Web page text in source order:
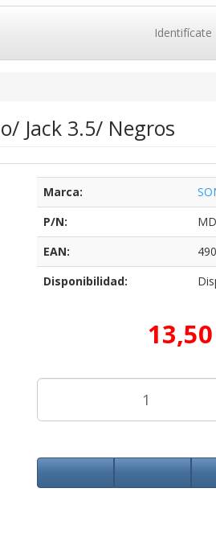
Identifícate
Jack 3.5/ Negros
Marca:
P/N:
EAN:
Disponibilidad: